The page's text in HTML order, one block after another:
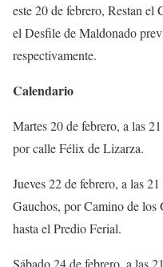
este 20 de febrero, Restan
el Desfile de Maldonado
respectivamente.
Calendario
Martes 20 de febrero, a las
por calle Félix de Lizarza.
Jueves 22 de febrero, a las
Gauchos, por Camino de los
hasta el Predio Ferial.
Sábado 24 de febrero, a las